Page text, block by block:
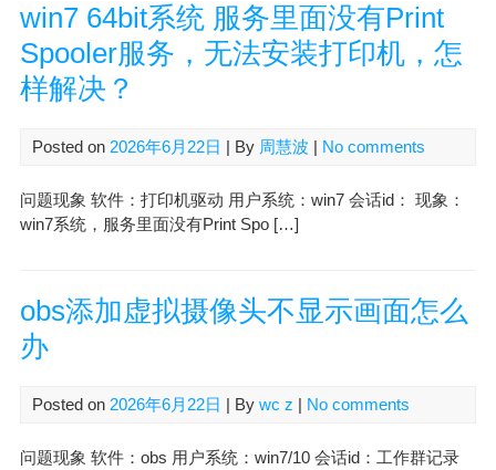
win7 64bit系统 服务里面没有Print
Spooler服务，无法安装打印机，怎
样解决？
Posted on 2026年6月22日 | By 周慧波 No comments
问题现象 软件：打印机驱动 用户系统：win7 会话id： 现象：
win7系统，服务里面没有Print Spo […]
obs添加虚拟摄像头不显示画面怎么
办
Posted on 2026年6月22日 | By wc z No comments
问题现象 软件：obs 用户系统：win7/10 会话id：工作群记录